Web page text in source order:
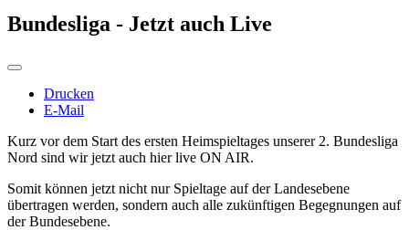
Bundesliga - Jetzt auch Live
Drucken
E-Mail
Kurz vor dem Start des ersten Heimspieltages unserer 2. Bundesliga
Nord sind wir jetzt auch hier live ON AIR.
Somit können jetzt nicht nur Spieltage auf der Landesebene
übertragen werden, sondern auch alle zukünftigen Begegnungen auf
der Bundesebene.